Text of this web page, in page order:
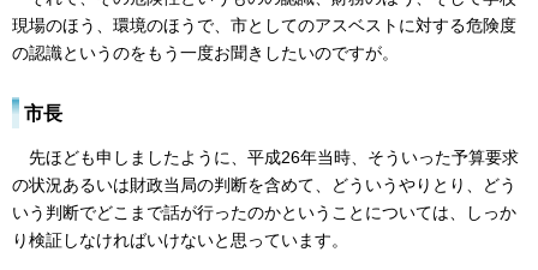
現場のほう、環境のほうで、市としてのアスベストに対する危険度
の認識というのをもう一度お聞きしたいのですが。
市長
先ほども申しましたように、平成26年当時、そういった予算要求
の状況あるいは財政当局の判断を含めて、どういうやりとり、どう
いう判断でどこまで話が行ったのかということについては、しっか
り検証しなければいけないと思っています。